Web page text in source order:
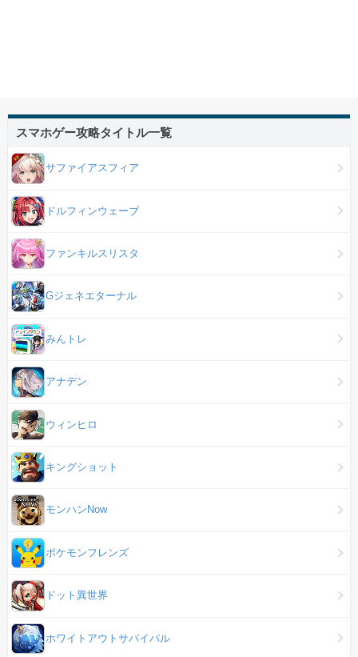
スマホゲー攻略タイトル一覧
サファイアスフィア
ドルフィンウェーブ
ファンキルスリスタ
Gジェネエターナル
みんトレ
アナデン
ウィンヒロ
キングショット
モンハンNow
ポケモンフレンズ
ドット異世界
ホワイトアウトサバイバル